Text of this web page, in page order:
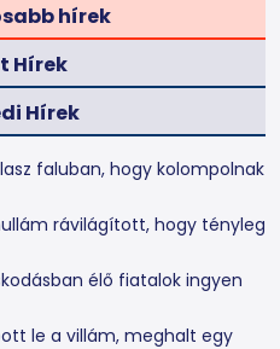
hírek
Hírek
Hírek
faluban, hogy kolompolnak
rávilágított, hogy tényleg
élő fiatalok ingyen
le a villám, meghalt egy